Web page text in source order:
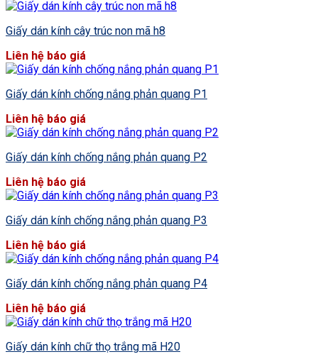
Giấy dán kính cây trúc non mã h8
Liên hệ báo giá
Giấy dán kính chống nắng phản quang P1
Liên hệ báo giá
Giấy dán kính chống nắng phản quang P2
Liên hệ báo giá
Giấy dán kính chống nắng phản quang P3
Liên hệ báo giá
Giấy dán kính chống nắng phản quang P4
Liên hệ báo giá
Giấy dán kính chữ thọ trắng mã H20